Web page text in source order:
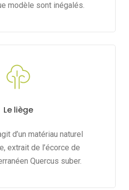
modèle sont inégalés.
Le liège
d’un matériau naturel
extrait de l’écorce de
Quercus suber.